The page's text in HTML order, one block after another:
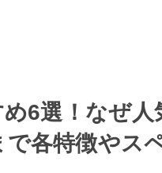
6選！なぜ人
各特徴やス